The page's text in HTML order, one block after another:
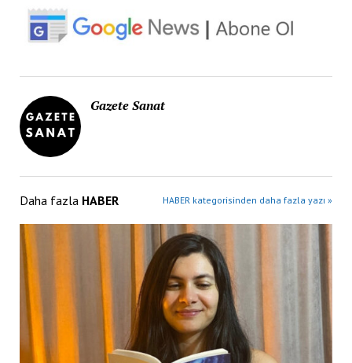
Gazete Sanat
Daha fazla HABER HABER kategorisinden daha fazla yazı »